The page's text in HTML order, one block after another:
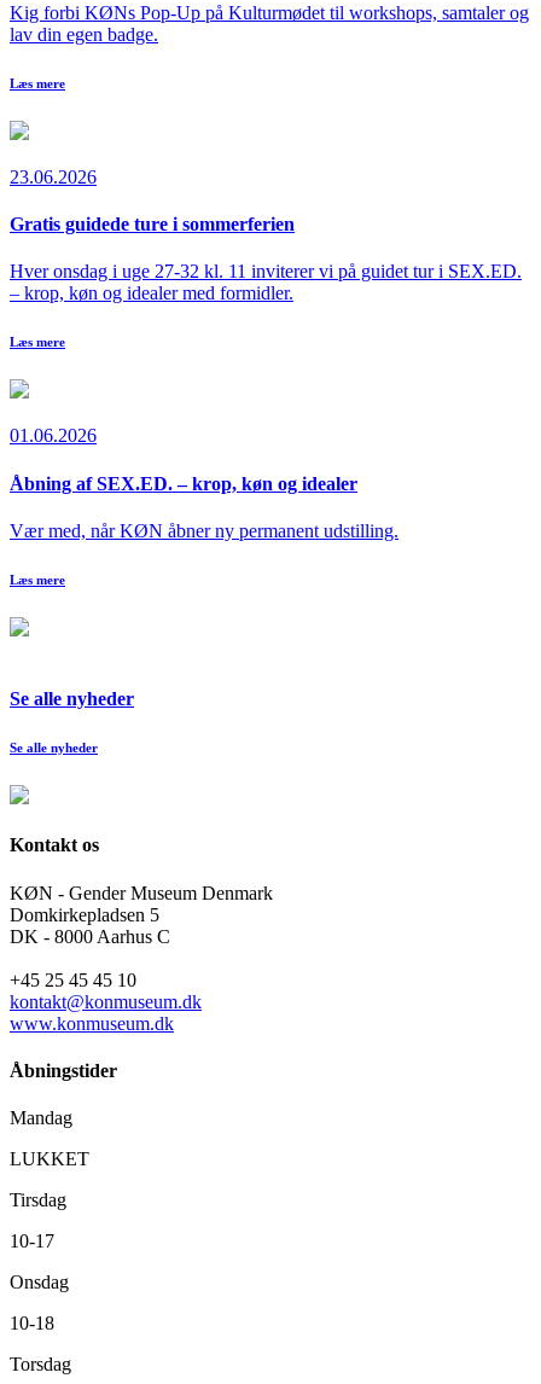
Kig forbi KØNs Pop-Up på Kulturmødet til workshops, samtaler og
lav din egen badge.
Læs mere
23.06.2026
Gratis guidede ture i sommerferien
Hver onsdag i uge 27-32 kl. 11 inviterer vi på guidet tur i SEX.ED.
– krop, køn og idealer med formidler.
Læs mere
01.06.2026
Åbning af SEX.ED. – krop, køn og idealer
Vær med, når KØN åbner ny permanent udstilling.
Læs mere
Se alle nyheder
Se alle nyheder
Kontakt os
KØN - Gender Museum Denmark
Domkirkepladsen 5
DK - 8000 Aarhus C
+45 25 45 45 10
kontakt@konmuseum.dk
www.konmuseum.dk
Åbningstider
Mandag
LUKKET
Tirsdag
10-17
Onsdag
10-18
Torsdag